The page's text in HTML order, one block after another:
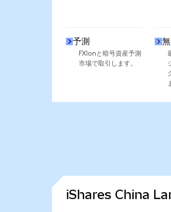
予測
FXIonと暗号資産予測
市場で取引します。
iShares China